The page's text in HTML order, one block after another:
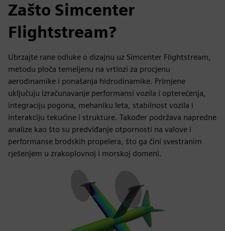
Zašto Simcenter
Flightstream?
Ubrzajte rane odluke o dizajnu uz Simcenter Flightstream,
metodu ploča temeljenu na vrtlozi za procjenu
aerodinamike i ponašanja hidrodinamike. Primjene
uključuju izračunavanje performansi vozila i opterećenja,
integraciju pogona, mehaniku leta, stabilnost vozila i
interakciju tekućine i strukture. Također podržava napredne
analize kao što su predviđanje otpornosti na valove i
performanse brodskih propelera, što ga čini svestranim
rješenjem u zrakoplovnoj i morskoj domeni.